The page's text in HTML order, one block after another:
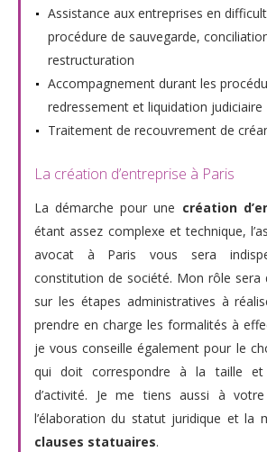
Assistance aux entreprises en
procédure de sauvegarde,
restructuration
Accompagnement durant les
redressement et liquidation judiciaire
Traitement de recouvrement de
La création d’entreprise à Paris
La démarche pour une création
étant assez complexe et technique,
avocat à Paris vous sera
constitution de société. Mon rôle sera
sur les étapes administratives à
prendre en charge les formalités à
je vous conseille également pour le
qui doit correspondre à la taille
d’activité. Je me tiens aussi à
l’élaboration du statut juridique et la
clauses statuaires.